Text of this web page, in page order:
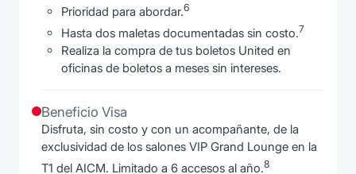
Prioridad para abordar.6
Hasta dos maletas documentadas sin costo.7
Realiza la compra de tus boletos United en
oficinas de boletos a meses sin intereses.
Beneficio Visa
Disfruta, sin costo y con un acompañante, de la
exclusividad de los salones VIP Grand Lounge en la
T1 del AICM. Limitado a 6 accesos al año.8